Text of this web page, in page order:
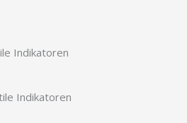
Indikatoren
Indikatoren